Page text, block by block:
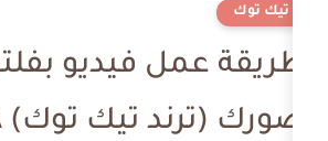
فيديو بفلتر قراند على
صورك (ترند تيك توك) GTA